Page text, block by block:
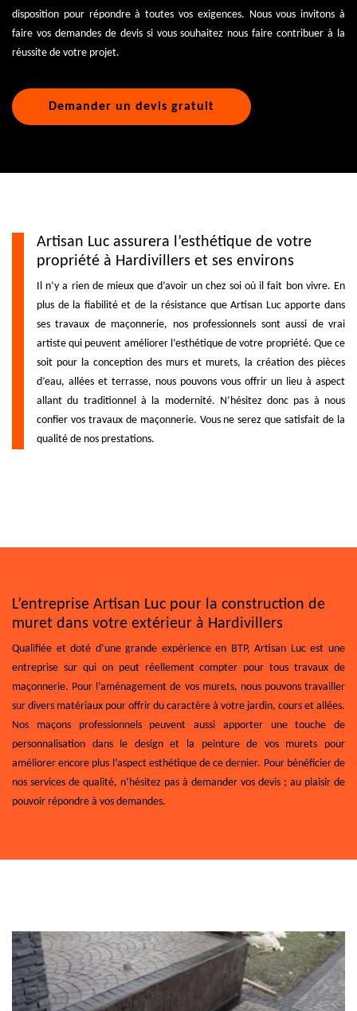
disposition pour répondre à toutes vos exigences. Nous vous invitons à
faire vos demandes de devis si vous souhaitez nous faire contribuer à la
réussite de votre projet.
Demander un devis gratuit
Artisan Luc assurera l’esthétique de votre
propriété à Hardivillers et ses environs
Il n’y a rien de mieux que d’avoir un chez soi où il fait bon vivre. En
plus de la fiabilité et de la résistance que Artisan Luc apporte dans
ses travaux de maçonnerie, nos professionnels sont aussi de vrai
artiste qui peuvent améliorer l’esthétique de votre propriété. Que ce
soit pour la conception des murs et murets, la création des pièces
d’eau, allées et terrasse, nous pouvons vous offrir un lieu à aspect
allant du traditionnel à la modernité. N’hésitez donc pas à nous
confier vos travaux de maçonnerie. Vous ne serez que satisfait de la
qualité de nos prestations.
L’entreprise Artisan Luc pour la construction de
muret dans votre extérieur à Hardivillers
Qualifiée et doté d’une grande expérience en BTP, Artisan Luc est une
entreprise sur qui on peut réellement compter pour tous travaux de
maçonnerie. Pour l’aménagement de vos murets, nous pouvons travailler
sur divers matériaux pour offrir du caractère à votre jardin, cours et allées.
Nos maçons professionnels peuvent aussi apporter une touche de
personnalisation dans le design et la peinture de vos murets pour
améliorer encore plus l’aspect esthétique de ce dernier. Pour bénéficier de
nos services de qualité, n’hésitez pas à demander vos devis ; au plaisir de
pouvoir répondre à vos demandes.